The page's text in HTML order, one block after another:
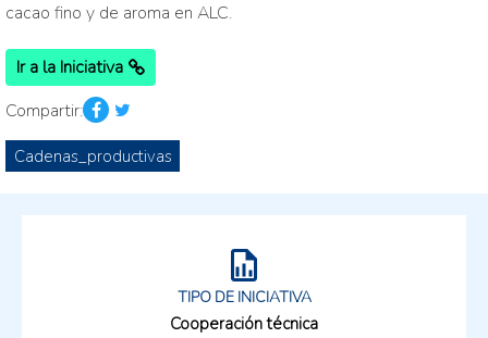
cacao fino y de aroma en ALC.
Ir a la Iniciativa
Compartir:
Cadenas_productivas
TIPO DE INICIATIVA
Cooperación técnica